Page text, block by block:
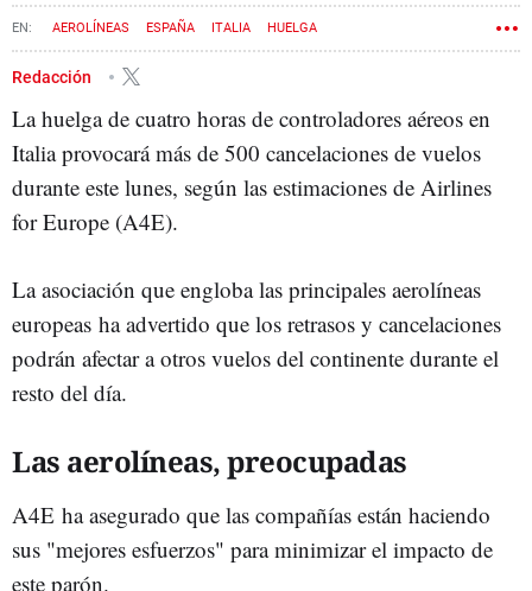
AEROLÍNEAS ESPAÑA ITALIA HUELGA
Redacción
La huelga de cuatro horas de controladores aéreos en
Italia provocará más de 500 cancelaciones de vuelos
durante este lunes, según las estimaciones de Airlines
for Europe (A4E).
La asociación que engloba las principales aerolíneas
europeas ha advertido que los retrasos y cancelaciones
podrán afectar a otros vuelos del continente durante el
resto del día.
Las aerolíneas, preocupadas
A4E ha asegurado que las compañías están haciendo
sus "mejores esfuerzos" para minimizar el impacto de
este parón.